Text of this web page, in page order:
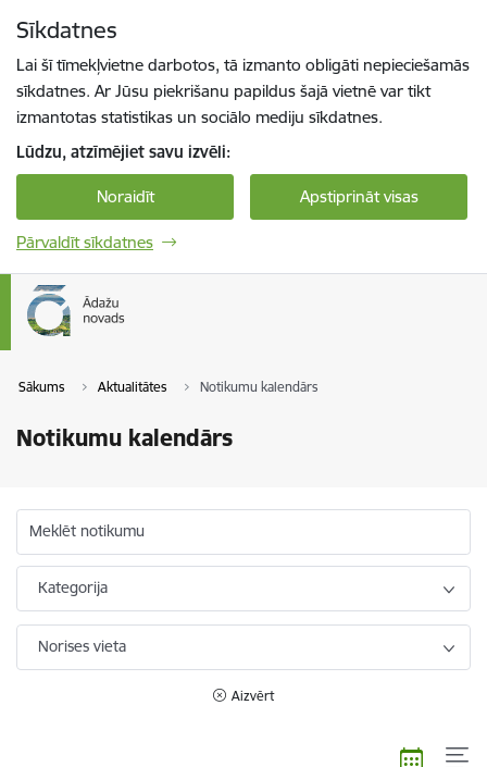
Sīkdatnes
Lai šī tīmekļvietne darbotos, tā izmanto obligāti nepieciešamās
sīkdatnes. Ar Jūsu piekrišanu papildus šajā vietnē var tikt
izmantotas statistikas un sociālo mediju sīkdatnes.
Lūdzu, atzīmējiet savu izvēli:
Noraidīt Apstiprināt visas
Pārvaldīt sīkdatnes
Sākums Aktualitātes Notikumu kalendārs
Notikumu kalendārs
Meklēt notikumu
Kategorija
Norises vieta
Aizvērt